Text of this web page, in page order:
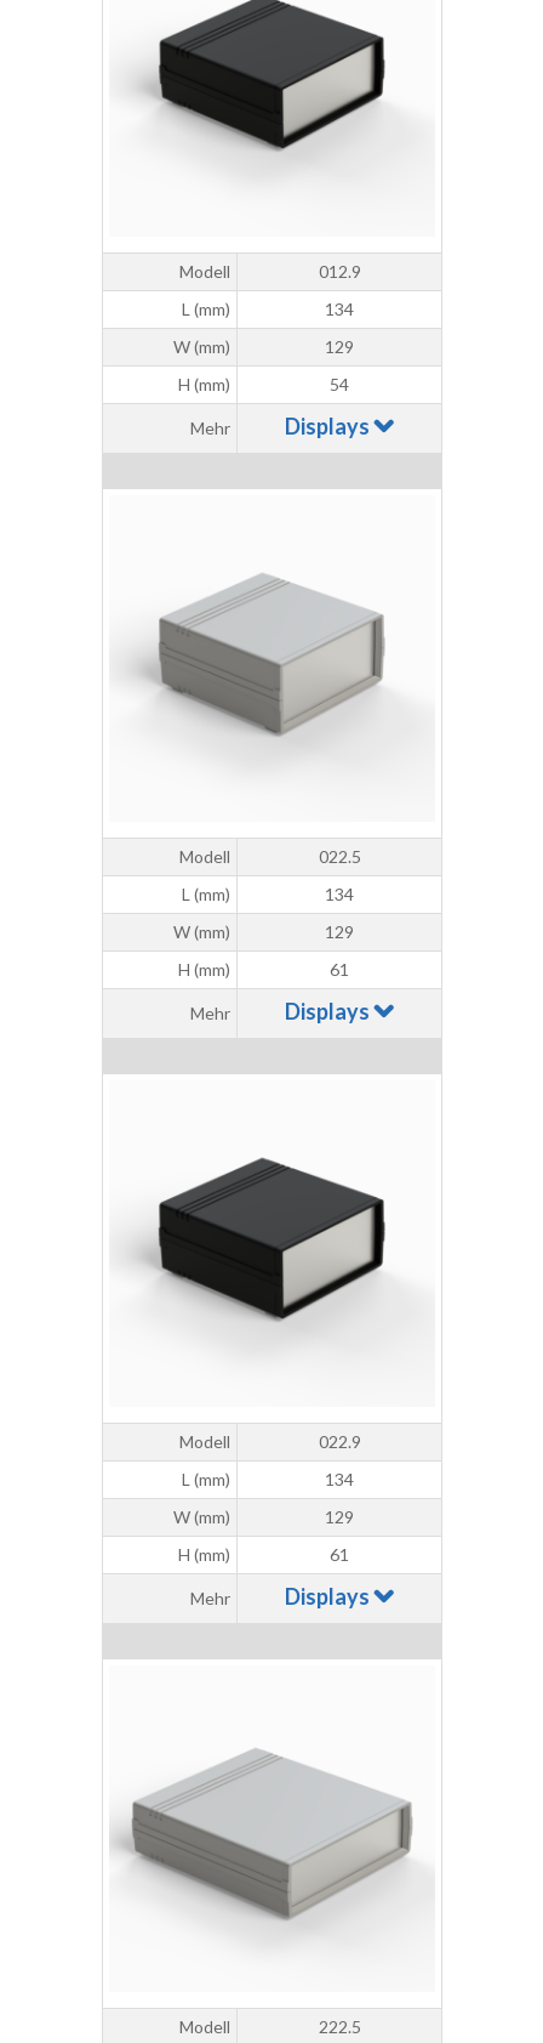
Modell
012.9
L (mm)
134
W (mm)
129
H (mm)
54
Mehr Displays
Modell
022.5
L (mm)
134
W (mm)
129
H (mm)
61
Mehr Displays
Modell
022.9
L (mm)
134
W (mm)
129
H (mm)
61
Mehr Displays
Modell
222.5